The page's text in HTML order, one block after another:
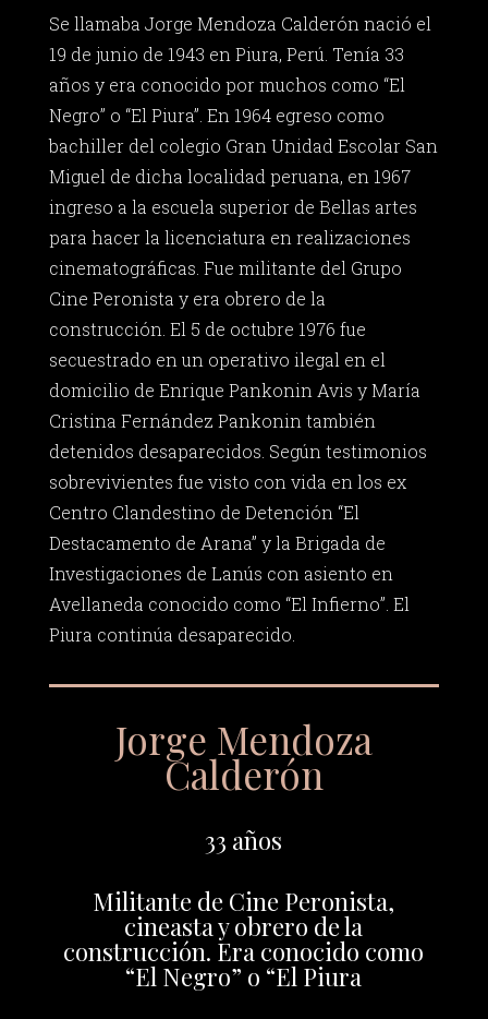
Se llamaba Jorge Mendoza Calderón nació el
19 de junio de 1943 en Piura, Perú. Tenía 33
años y era conocido por muchos como “El
Negro” o “El Piura”. En 1964 egreso como
bachiller del colegio Gran Unidad Escolar San
Miguel de dicha localidad peruana, en 1967
ingreso a la escuela superior de Bellas artes
para hacer la licenciatura en realizaciones
cinematográficas. Fue militante del Grupo
Cine Peronista y era obrero de la
construcción. El 5 de octubre 1976 fue
secuestrado en un operativo ilegal en el
domicilio de Enrique Pankonin Avis y María
Cristina Fernández Pankonin también
detenidos desaparecidos. Según testimonios
sobrevivientes fue visto con vida en los ex
Centro Clandestino de Detención “El
Destacamento de Arana” y la Brigada de
Investigaciones de Lanús con asiento en
Avellaneda conocido como “El Infierno”. El
Piura continúa desaparecido.
Jorge Mendoza
Calderón
33 años
Militante de Cine Peronista,
cineasta y obrero de la
construcción. Era conocido como
“El Negro” o “El Piura